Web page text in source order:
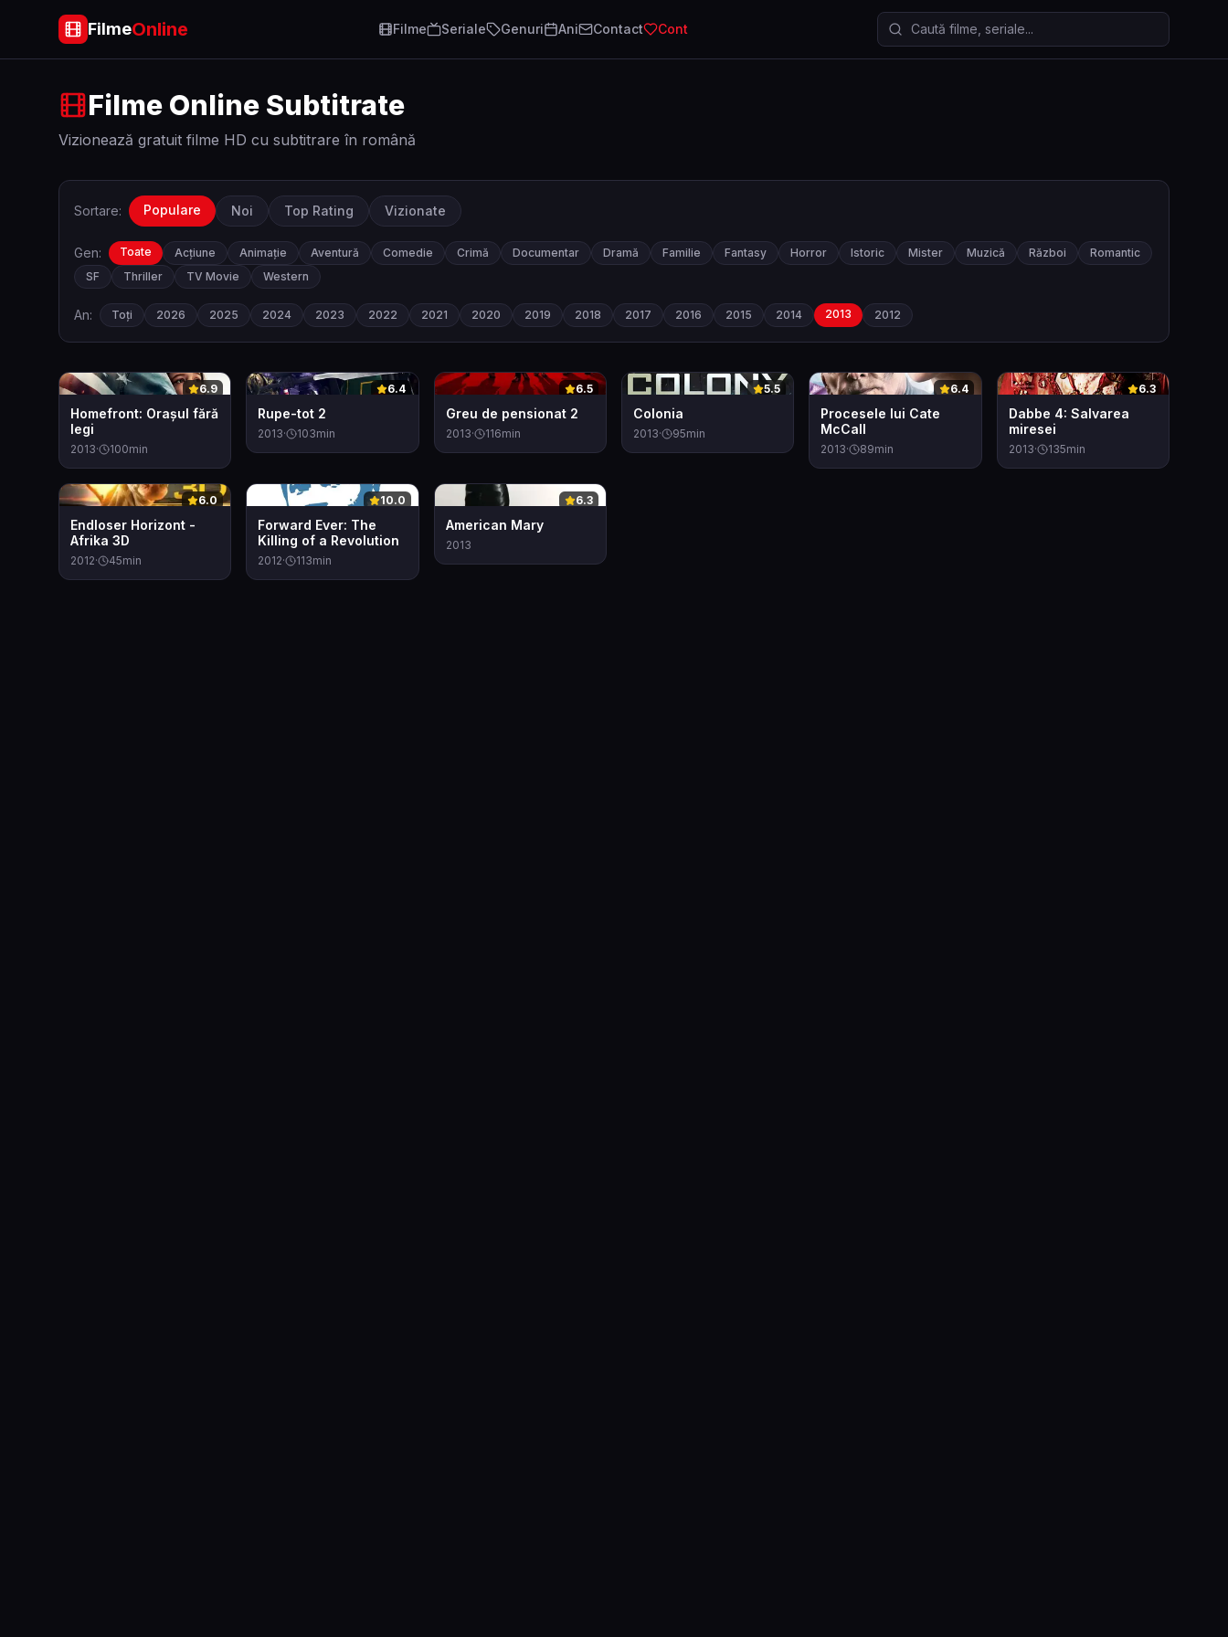
FilmeOnline Filme Seriale Genuri Ani Contact Cont Caută filme și seriale
Filme Online Subtitrate
Vizionează gratuit filme HD cu subtitrare în română
Sortare: Populare Noi Top Rating Vizionate
Gen: Toate Acțiune Animație Aventură Comedie Crimă Documentar Dramă Familie Fantasy Horror Istoric Mister Muzică Război
Romantic
SF
Thriller TV Movie Western
An: Toți 2026 2025 2024 2023 2022 2021 2020 2019 2018 2017 2016 2015 2014 2013 2012
0 6.9
Homefront: Orașul fără
legi
2013· 100min
0 6.4
Rupe-tot 2
2013· 103min
0 6.5
Greu de pensionat 2
2013· 116min
0 5.5
Colonia
2013· 95min
0 6.4
Procesele lui Cate
McCall
2013· 89min
0 6.3
Dabbe 4: Salvarea
miresei
2013· 135min
0 6.0
Endloser Horizont -
Afrika 3D
2012· 45min
0 10.0
Forward Ever: The
Killing of a Revolution
2012· 113min
0 6.3
American Mary
2013